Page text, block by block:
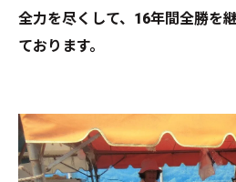
全力を尽くして、16年間全勝を
ております。